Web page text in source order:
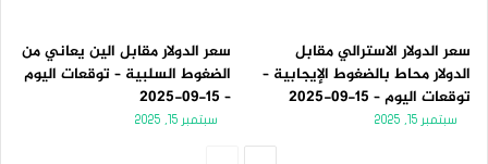
سعر الدولار الاسترالي مقابل
الدولار محاط بالضغوط الإيجابية –
توقعات اليوم – 15-09-2025
سبتمبر 15, 2025
سعر الدولار مقابل الين يعاني من
الضغوط السلبية – توقعات اليوم
– 15-09-2025
سبتمبر 15, 2025